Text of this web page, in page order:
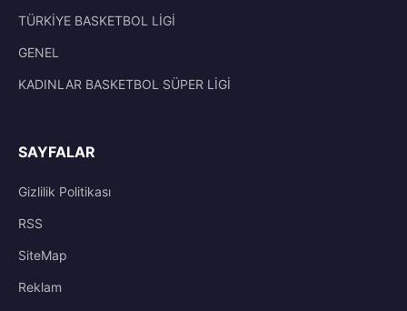
TÜRKİYE BASKETBOL LİGİ
GENEL
KADINLAR BASKETBOL SÜPER LİGİ
SAYFALAR
Gizlilik Politikası
RSS
SiteMap
Reklam